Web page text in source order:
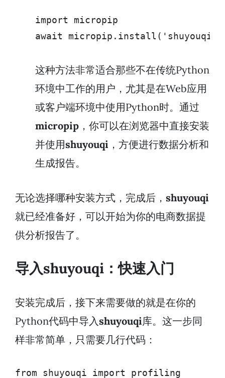
import micropip
await micropip.install('shuyouqi')
这种方法非常适合那些不在传统Python
环境中工作的用户，尤其是在Web应用
或客户端环境中使用Python时。通过
micropip ，你可以在浏览器中直接安装
并使用shuyouqi ，方便进行数据分析和
生成报告。
无论选择哪种安装方式，完成后， shuyouqi
就已经准备好，可以开始为你的电商数据提
供分析报告了。
导入shuyouqi：快速入门
安装完成后，接下来需要做的就是在你的
Python代码中导入shuyouqi库。这一步同
样非常简单，只需要几行代码：
from shuyouqi import profiling